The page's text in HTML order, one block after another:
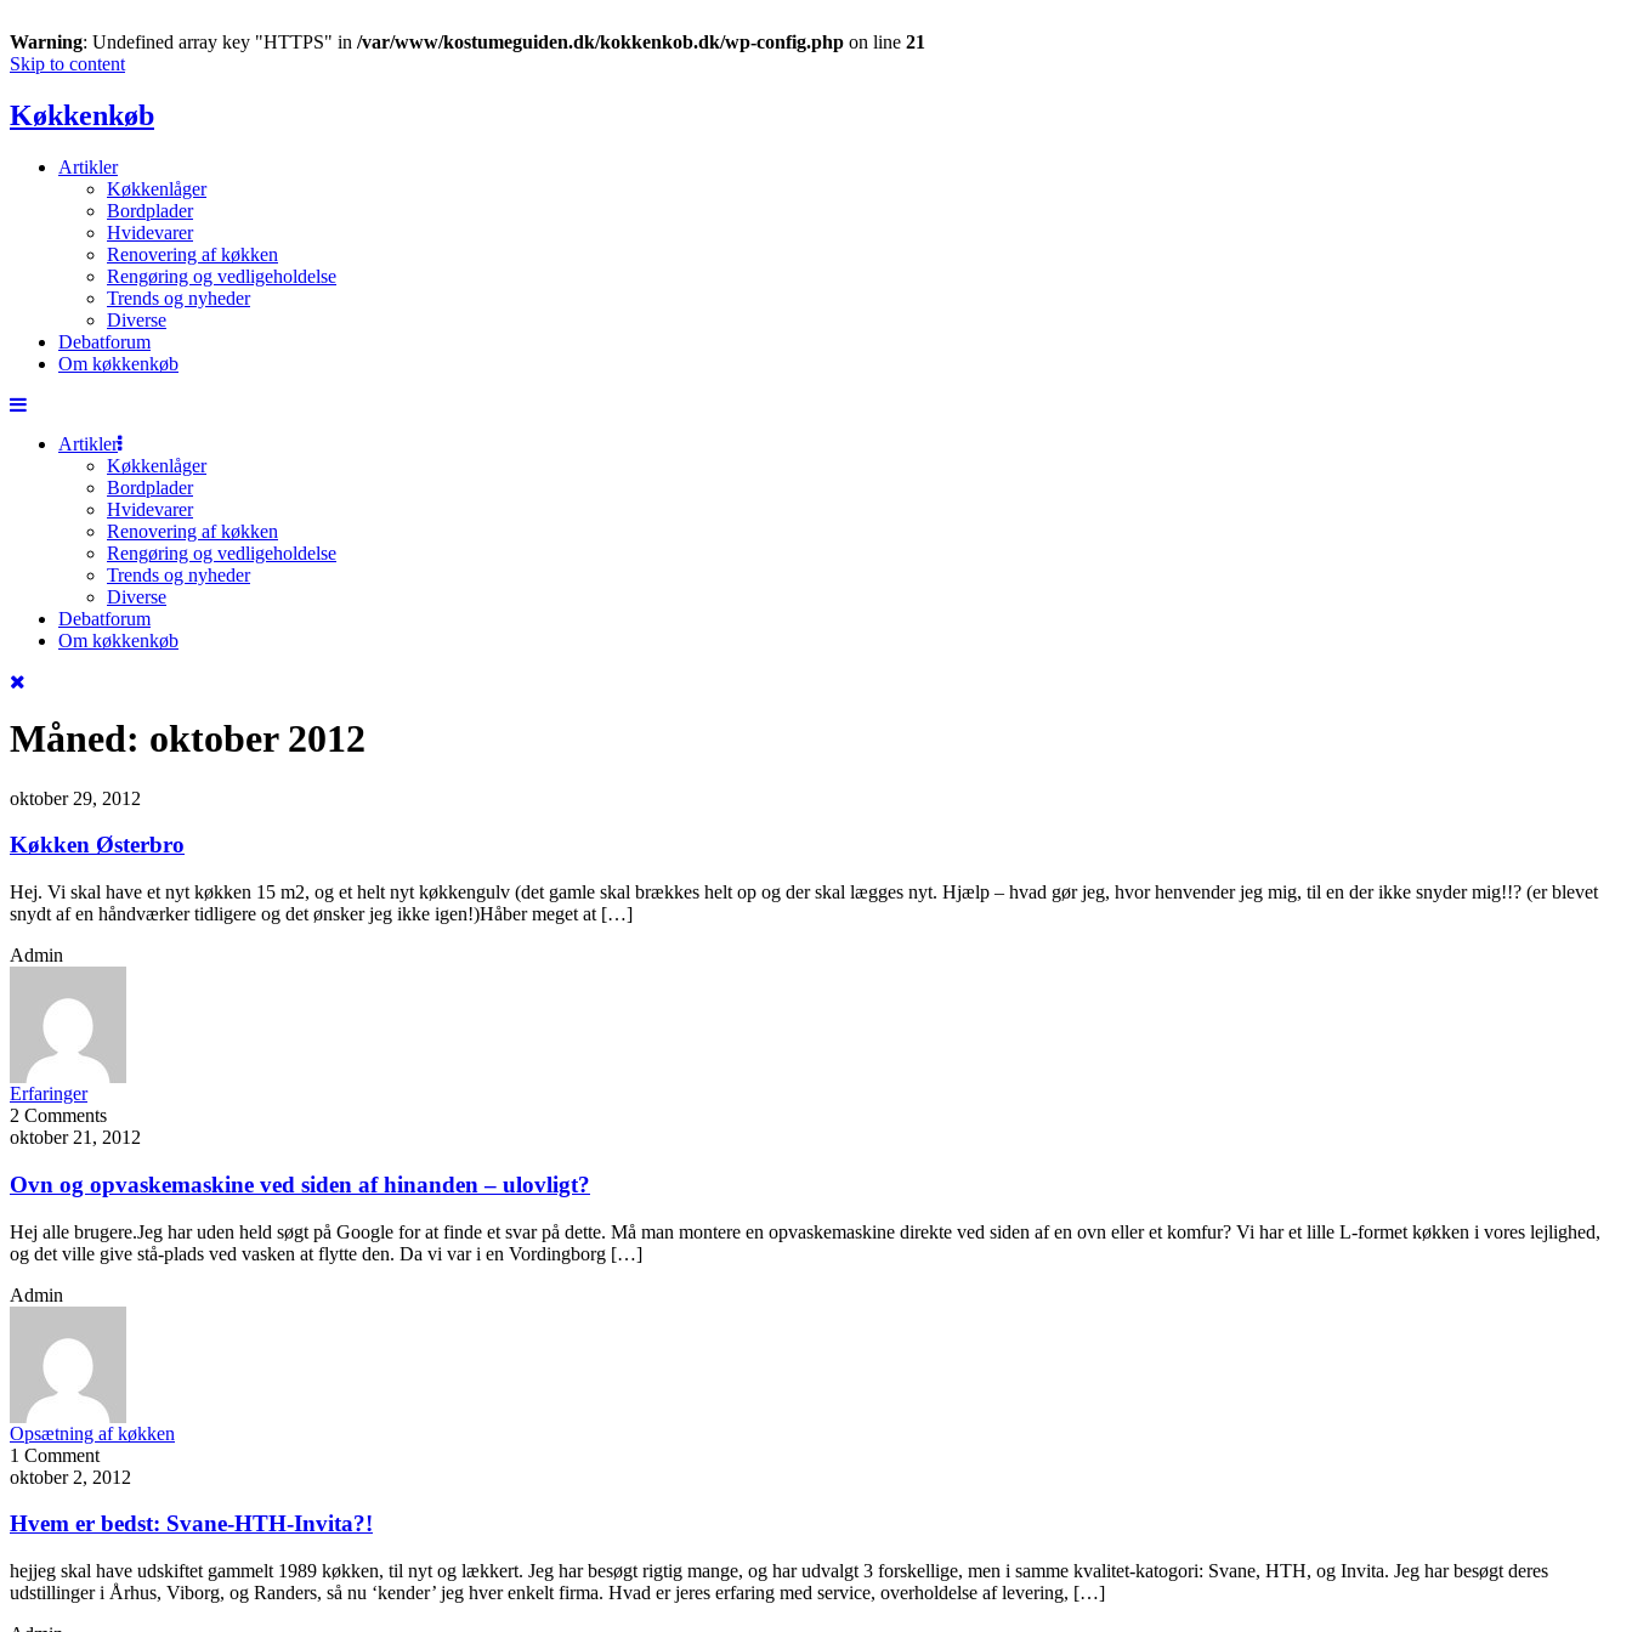
Warning: Undefined array key "HTTPS" in /var/www/kostumeguiden.dk/kokkenkob.dk/wp-config.php on line 21
Skip to content
Køkkenkøb
Artikler
Køkkenlåger
Bordplader
Hvidevarer
Renovering af køkken
Rengøring og vedligeholdelse
Trends og nyheder
Diverse
Debatforum
Om køkkenkøb
Artikler
Køkkenlåger
Bordplader
Hvidevarer
Renovering af køkken
Rengøring og vedligeholdelse
Trends og nyheder
Diverse
Debatforum
Om køkkenkøb
Måned: oktober 2012
oktober 29, 2012
Køkken Østerbro
Hej. Vi skal have et nyt køkken 15 m2, og et helt nyt køkkengulv (det gamle skal brækkes helt op og der skal lægges nyt. Hjælp – hvad gør jeg, hvor henvender jeg mig, til en der ikke snyder mig!!? (er blevet
snydt af en håndværker tidligere og det ønsker jeg ikke igen!)Håber meget at […]
Admin
Erfaringer
2 Comments
oktober 21, 2012
Ovn og opvaskemaskine ved siden af hinanden – ulovligt?
Hej alle brugere.Jeg har uden held søgt på Google for at finde et svar på dette. Må man montere en opvaskemaskine direkte ved siden af en ovn eller et komfur? Vi har et lille L-formet køkken i vores lejlighed,
og det ville give stå-plads ved vasken at flytte den. Da vi var i en Vordingborg […]
Admin
Opsætning af køkken
1 Comment
oktober 2, 2012
Hvem er bedst: Svane-HTH-Invita?!
hejjeg skal have udskiftet gammelt 1989 køkken, til nyt og lækkert. Jeg har besøgt rigtig mange, og har udvalgt 3 forskellige, men i samme kvalitet-katogori: Svane, HTH, og Invita. Jeg har besøgt deres
udstillinger i Århus, Viborg, og Randers, så nu ‘kender’ jeg hver enkelt firma. Hvad er jeres erfaring med service, overholdelse af levering, […]